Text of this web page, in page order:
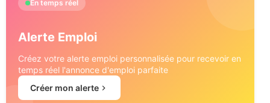
En temps réel
Alerte Emploi
Créez votre alerte emploi personnalisée pour recevoir en
temps réel l'annonce d'emploi parfaite
Créer mon alerte